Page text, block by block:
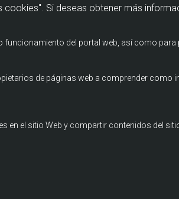
Si deseas obtener más
funcionamiento del portal web, así como
de páginas web a comprender
en el sitio Web y compartir contenidos del